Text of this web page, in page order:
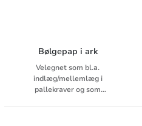
Bølgepap i ark
Velegnet som bl.a.
indlæg/mellemlæg i
pallekraver og som